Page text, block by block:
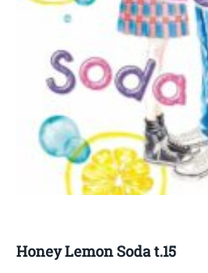
Honey Lemon Soda t.15